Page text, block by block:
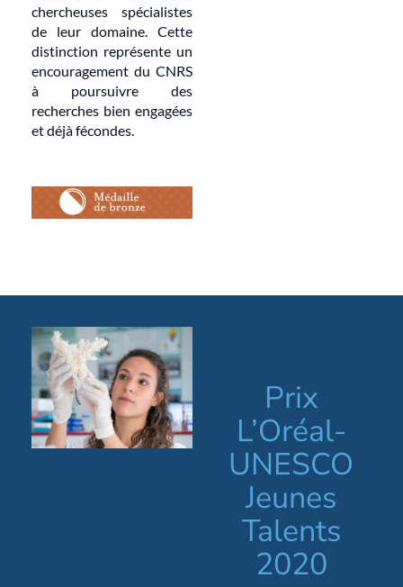
chercheuses spécialistes
de leur domaine. Cette
distinction représente un
encouragement du CNRS
à poursuivre des
recherches bien engagées
et déjà fécondes.
Prix
L’Oréal-
UNESCO
Jeunes
Talents
2020